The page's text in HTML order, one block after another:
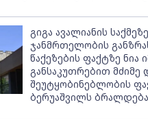
გიგა ავალიანის
ჯანმრთელობის
წაქეზების ფაქტზე ნია
განსაკუთრებით მძიმე
შეუტყობინებლობის
ბერუაშვილს